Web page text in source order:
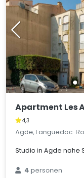
Apartment Les
4,3
Agde, Languedoc-
Studio in Agde nahe
4personen